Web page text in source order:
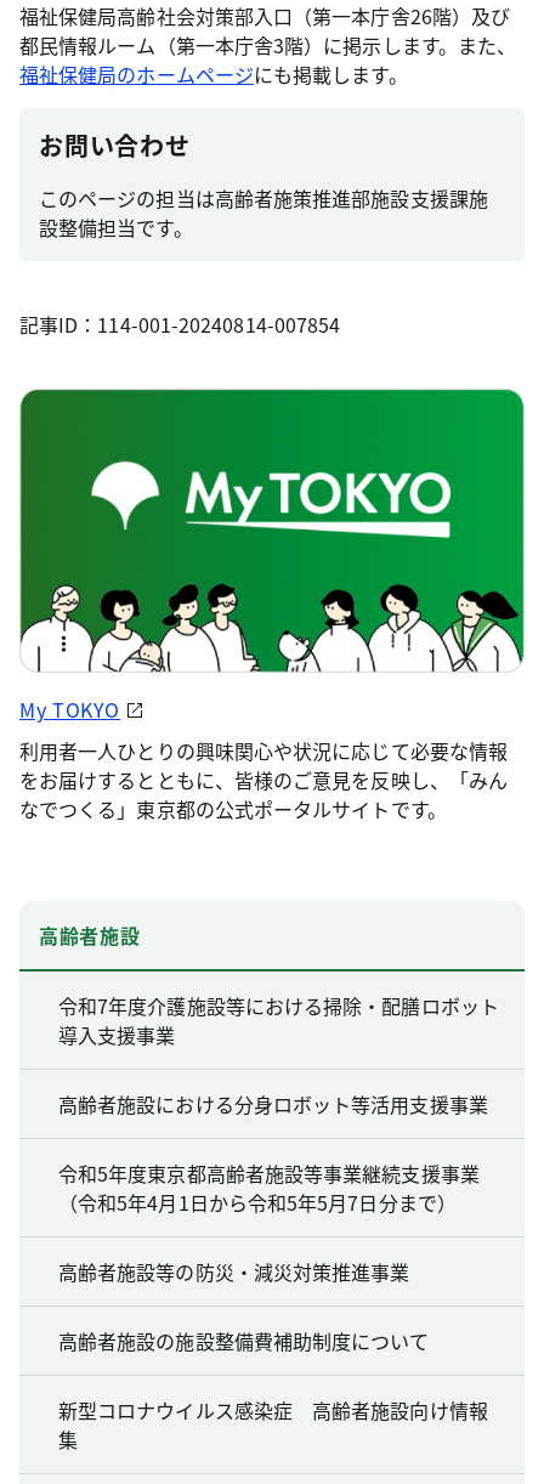
福祉保健局高齢社会対策部入口（第一本庁舎26階）及び
都民情報ルーム（第一本庁舎3階）に掲示します。また、
福祉保健局のホームページにも掲載します。
お問い合わせ
このページの担当は高齢者施策推進部施設支援課施
設整備担当です。
記事ID：114-001-20240814-007854
My TOKYO
利用者一人ひとりの興味関心や状況に応じて必要な情報
をお届けするとともに、皆様のご意見を反映し、「みん
なでつくる」東京都の公式ポータルサイトです。
高齢者施設
令和7年度介護施設等における掃除・配膳ロボット
導入支援事業
高齢者施設における分身ロボット等活用支援事業
令和5年度東京都高齢者施設等事業継続支援事業
（令和5年4月1日から令和5年5月7日分まで）
高齢者施設等の防災・減災対策推進事業
高齢者施設の施設整備費補助制度について
新型コロナウイルス感染症 高齢者施設向け情報
集